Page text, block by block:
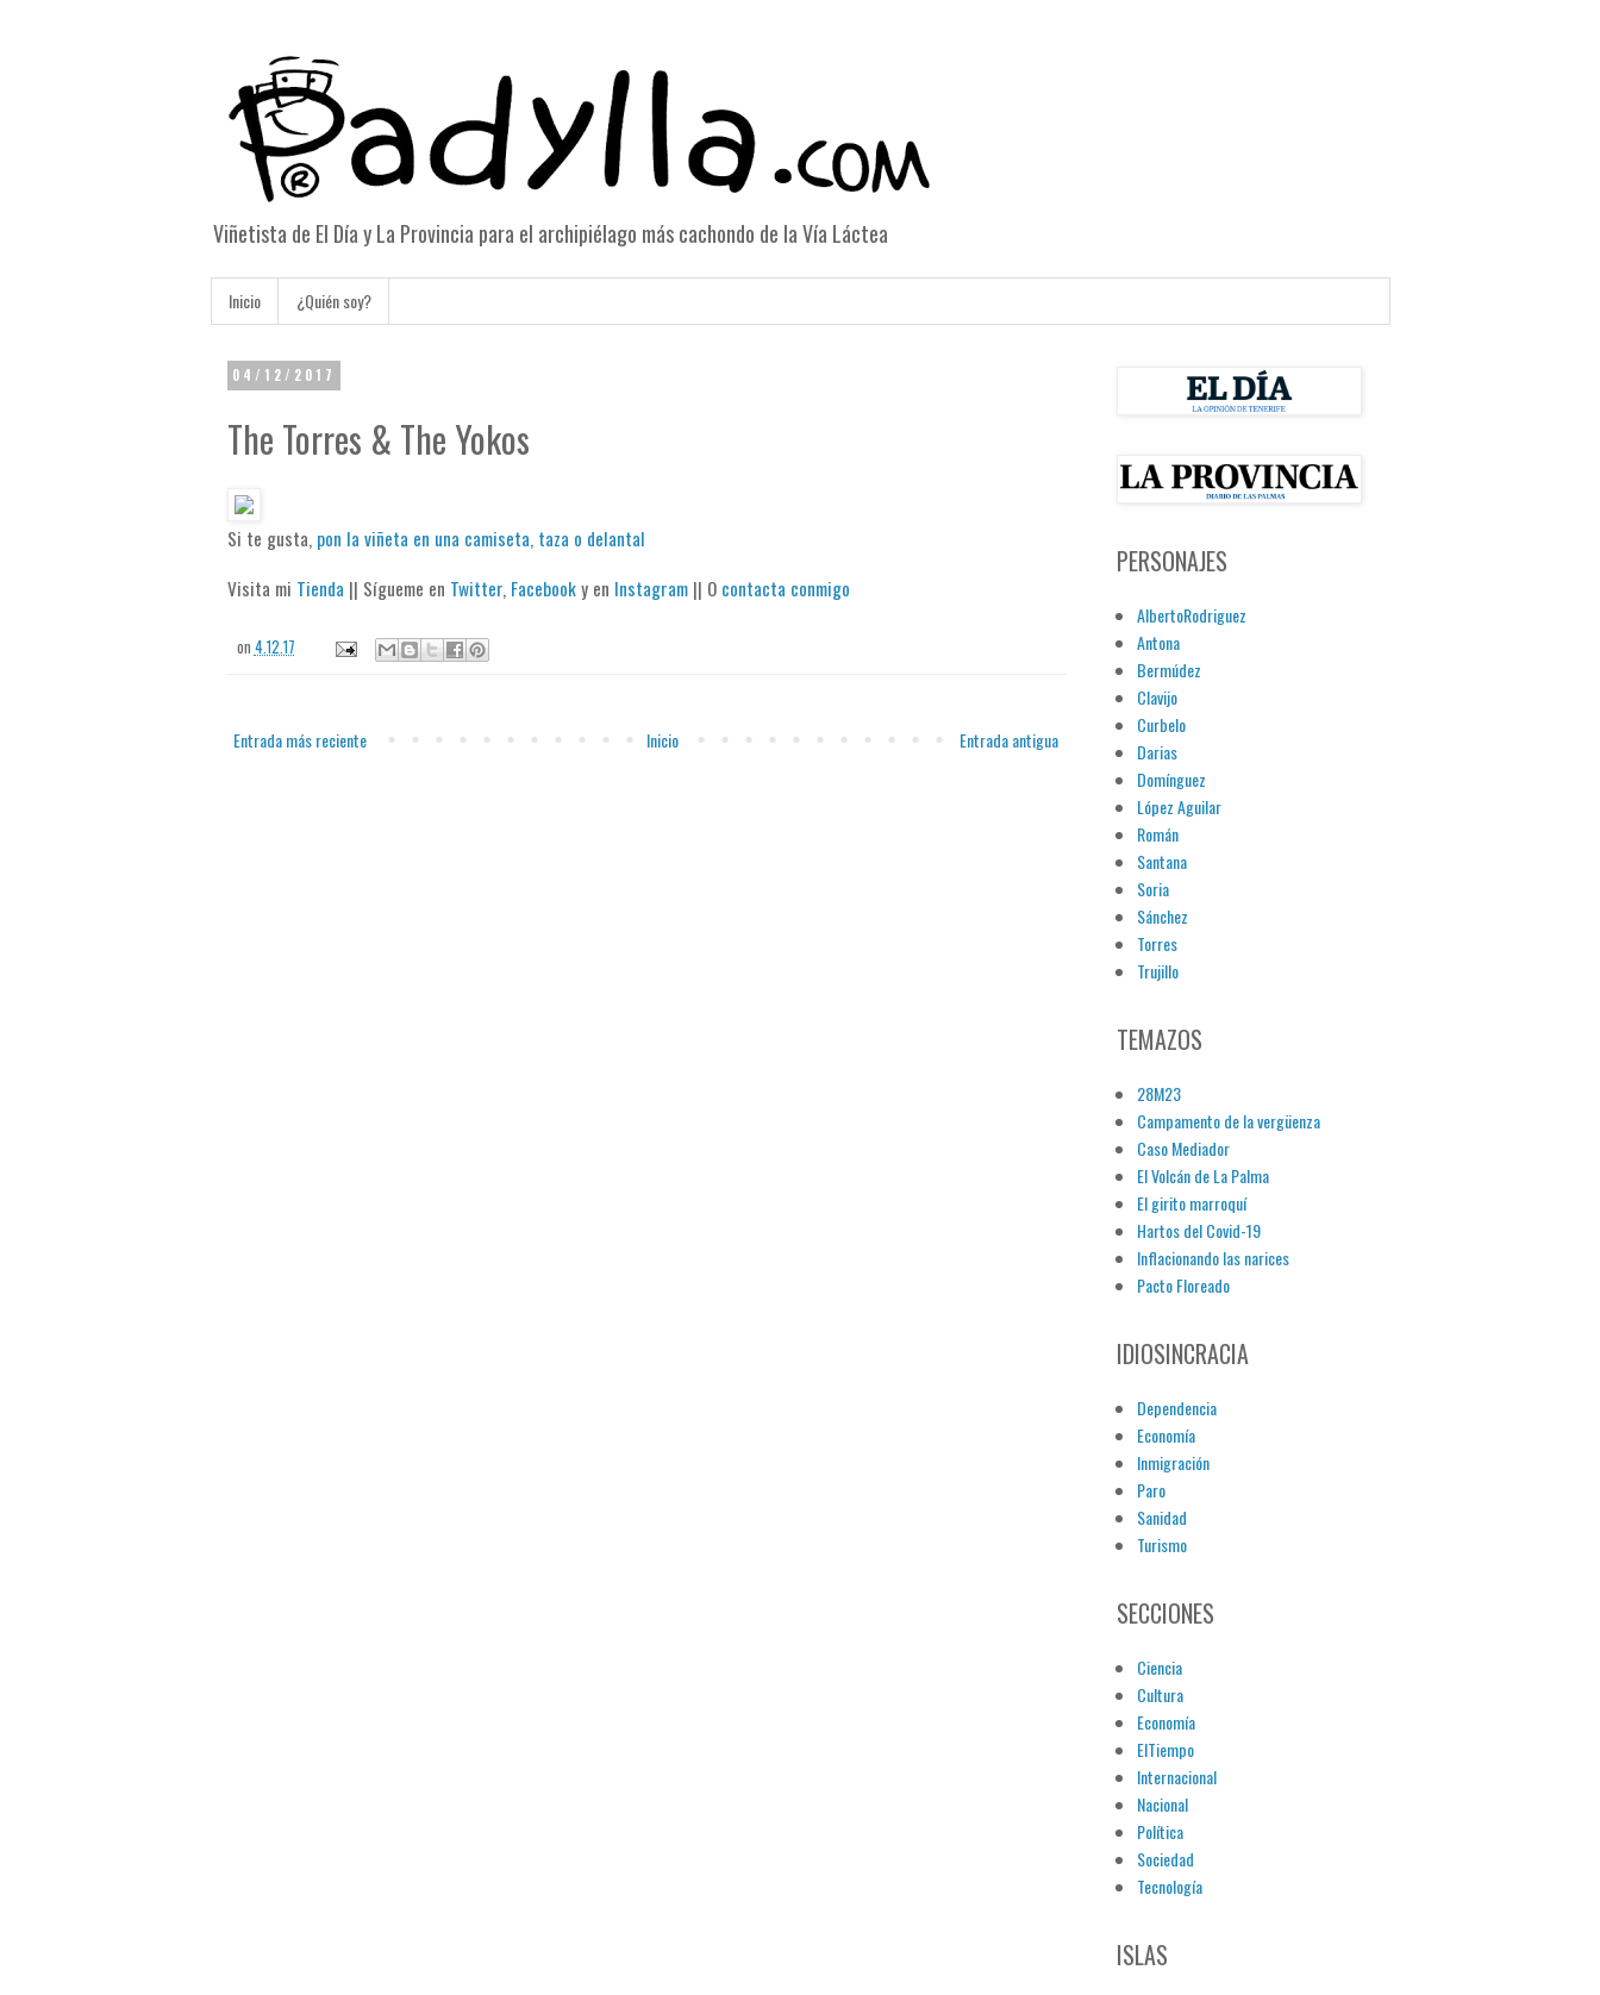
Viñetista de El Día y La Provincia para el archipiélago más cachondo de la Vía Láctea
Inicio ¿Quién soy?
04/12/2017
The Torres & The Yokos
Si te gusta, pon la viñeta en una camiseta, taza o delantal
Visita mi Tienda || Sígueme en Twitter, Facebooky en Instagram|| O contacta conmigo
on 4.12.17
Entrada más reciente Entrada antigua
Inicio
PERSONAJES
AlbertoRodriguez
Antona
Bermúdez
Clavijo
Curbelo
Darias
Domínguez
López Aguilar
Román
Santana
Soria
Sánchez
Torres
Trujillo
TEMAZOS
28M23
Campamento de la vergüenza
Caso Mediador
El Volcán de La Palma
El girito marroquí
Hartos del Covid-19
Inflacionando las narices
Pacto Floreado
IDIOSINCRACIA
Dependencia
Economía
Inmigración
Paro
Sanidad
Turismo
SECCIONES
Ciencia
Cultura
Economía
ElTiempo
Internacional
Nacional
Política
Sociedad
Tecnología
ISLAS